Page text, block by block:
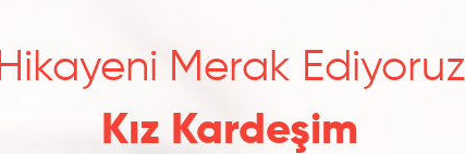
Hikayeni Merak Ediyoruz
Kız Kardeşim